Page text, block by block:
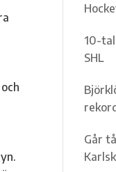
10-
SHL
Går